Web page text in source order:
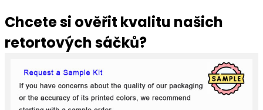
Chcete si ověřit kvalitu našich
retortových sáčků?